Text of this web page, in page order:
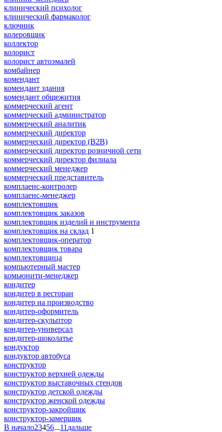
клинический психолог
клинический фармаколог
ключник
колеровщик
коллектор
колорист
колорист автоэмалей
комбайнер
комендант
комендант здания
комендант общежития
коммерческий агент
коммерческий администратор
коммерческий аналитик
коммерческий директор
коммерческий директор (B2B)
коммерческий директор розничной сети
коммерческий директор филиала
коммерческий менеджер
коммерческий представитель
комплаенс-контролер
комплаенс-менеджер
комплектовщик
комплектовщик заказов
комплектовщик изделий и инструмента
комплектовщик на склад 1
комплектовщик-оператор
комплектовщик товара
комплектовщица
компьютерный мастер
комьюнити-менеджер
кондитер
кондитер в ресторан
кондитер на производство
кондитер-оформитель
кондитер-скульптор
кондитер-универсал
кондитер-шоколатье
кондуктор
кондуктор автобуса
конструктор
конструктор верхней одежды
конструктор выставочных стендов
конструктор детской одежды
конструктор женской одежды
конструктор-закройщик
конструктор-замерщик
В начало23456...11 дальше